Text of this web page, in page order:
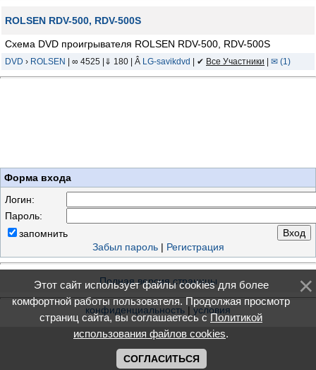
ROLSEN RDV-500, RDV-500S
Схема DVD проигрывателя ROLSEN RDV-500, RDV-500S
DVD › ROLSEN | ∞ 4525 |⇓ 180 | Â LG-savikdvd | ✔ Все Участники ✉ (1)
Форма входа
Логин:
Пароль:
запомнить
Забыл пароль| Регистрация
Полная версия страницы
конфиденциальность | условия
Этот сайт использует файлы cookies для более
комфортной работы пользователя. Продолжая просмотр
страниц сайта, вы соглашаетесь сПолитикой
использования файлов cookies.
СОГЛАСИТЬСЯ